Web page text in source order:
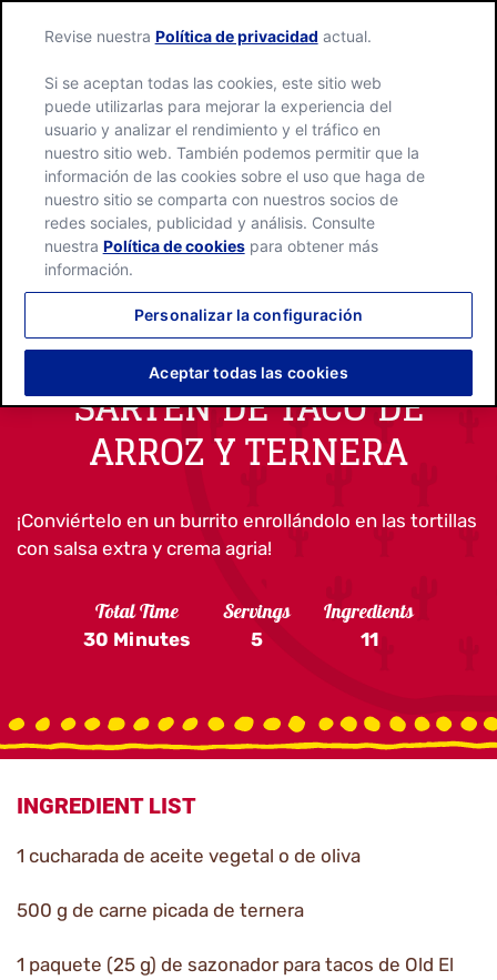
SARTÉN DE TACO DE
ARROZ Y TERNERA
¡Conviértelo en un burrito enrollándolo en las tortillas
con salsa extra y crema agria!
Total Time
30 Minutes
Servings
5
Ingredients
11
INGREDIENT LIST
1 cucharada de aceite vegetal o de oliva
500 g de carne picada de ternera
1 paquete (25 g) de sazonador para tacos de Old El
Revise nuestra Política de privacidad actual.
Si se aceptan todas las cookies, este sitio web
puede utilizarlas para mejorar la experiencia del
usuario y analizar el rendimiento y el tráfico en
nuestro sitio web. También podemos permitir que la
información de las cookies sobre el uso que haga de
nuestro sitio se comparta con nuestros socios de
redes sociales, publicidad y análisis. Consulte
nuestra Política de cookiespara obtener más
información.
Personalizar la configuración
Aceptar todas las cookies